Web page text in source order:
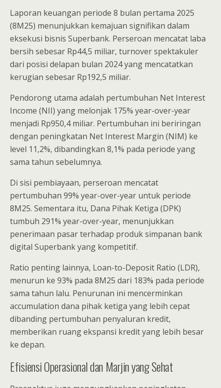
Laporan keuangan periode 8 bulan pertama 2025
(8M25) menunjukkan kemajuan signifikan dalam
eksekusi bisnis Superbank. Perseroan mencatat laba
bersih sebesar Rp44,5 miliar, turnover spektakuler
dari posisi delapan bulan 2024 yang mencatatkan
kerugian sebesar Rp192,5 miliar.
Pendorong utama adalah pertumbuhan Net Interest
Income (NII) yang melonjak 175% year-over-year
menjadi Rp950,4 miliar. Pertumbuhan ini beriringan
dengan peningkatan Net Interest Margin (NIM) ke
level 11,2%, dibandingkan 8,1% pada periode yang
sama tahun sebelumnya.
Di sisi pembiayaan, perseroan mencatat
pertumbuhan 99% year-over-year untuk periode
8M25. Sementara itu, Dana Pihak Ketiga (DPK)
tumbuh 291% year-over-year, menunjukkan
penerimaan pasar terhadap produk simpanan bank
digital Superbank yang kompetitif.
Ratio penting lainnya, Loan-to-Deposit Ratio (LDR),
menurun ke 93% pada 8M25 dari 183% pada periode
sama tahun lalu. Penurunan ini mencerminkan
accumulation dana pihak ketiga yang lebih cepat
dibanding pertumbuhan penyaluran kredit,
memberikan ruang ekspansi kredit yang lebih besar
ke depan.
Efisiensi Operasional dan Marjin yang Sehat